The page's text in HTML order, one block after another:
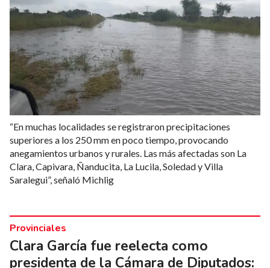
“En muchas localidades se registraron precipitaciones
superiores a los 250 mm en poco tiempo, provocando
anegamientos urbanos y rurales. Las más afectadas son La
Clara, Capivara, Ñanducita, La Lucila, Soledad y Villa
Saralegui”, señaló Michlig
Clara García fue reelecta como
presidenta de la Cámara de Diputados:
Provinciales